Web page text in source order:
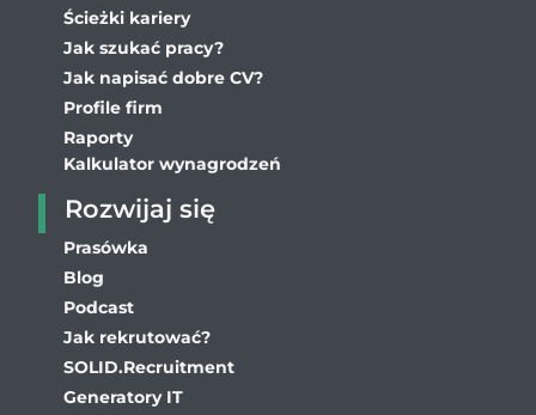
Ścieżki kariery
Jak szukać pracy?
Jak napisać dobre CV?
Profile firm
Raporty
Kalkulator wynagrodzeń
Rozwijaj się
Prasówka
Blog
Podcast
Jak rekrutować?
SOLID.Recruitment
Generatory IT